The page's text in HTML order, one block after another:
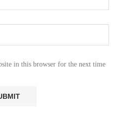
in this browser for the next time